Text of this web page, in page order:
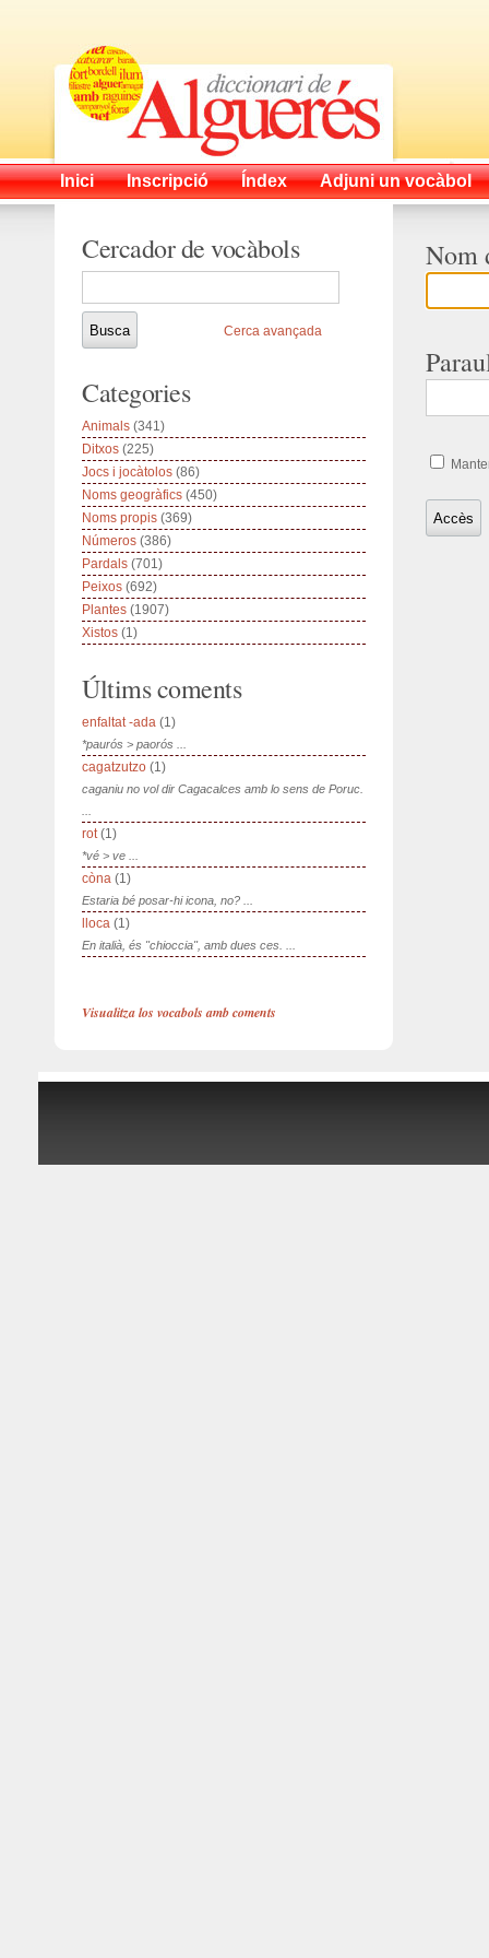
Inici Inscripció Índex Adjuni un vocàbol
Nom
Cercador de vocàbols
Cerca avançada
Categories
Animals (341)
Ditxos (225)
Jocs i jocàtolos (86)
Noms geogràfics (450)
Noms propis (369)
Números (386)
Pardals (701)
Peixos (692)
Plantes (1907)
Xistos (1)
Últims coments
enfaltat -ada (1)
*paurós > paorós ...
cagatzutzo (1)
caganiu no vol dir Cagacalces amb lo sens de Poruc.
rot(1)
*vé > ve ...
còna (1)
Estaria bé posar-hi icona, no? ...
lloca (1)
En italià, és "chioccia", amb dues ces. ...
Visualitza los vocabols amb coments